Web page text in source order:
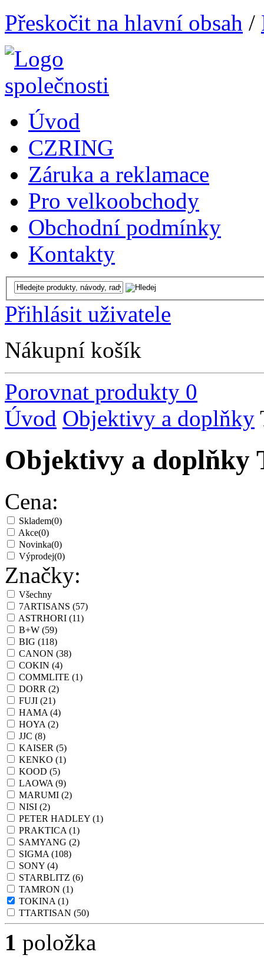
Přeskočit na hlavní obsah /
Úvod
CZRING
Záruka a reklamace
Pro velkoobchody
Obchodní podmínky
Kontakty
Přihlásit uživatele
Nákupní košík
Porovnat produkty 0
Úvod Objektivy a doplňky
Objektivy a doplňky
Cena:
Skladem(0)
Akce(0)
Novinka(0)
Výprodej(0)
Značky:
Všechny
7ARTISANS (57)
ASTRHORI (11)
B+W (59)
BIG (118)
CANON (38)
COKIN (4)
COMMLITE (1)
DORR (2)
FUJI (21)
HAMA(4)
HOYA(2)
JJC (8)
KAISER (5)
KENKO (1)
KOOD (5)
LAOWA(9)
MARUMI (2)
NISI (2)
PETER HADLEY (1)
PRAKTICA(1)
SAMYANG (2)
SIGMA(108)
SONY (4)
STARBLITZ (6)
TAMRON (1)
TOKINA(1)
TTARTISAN (50)
1 položka